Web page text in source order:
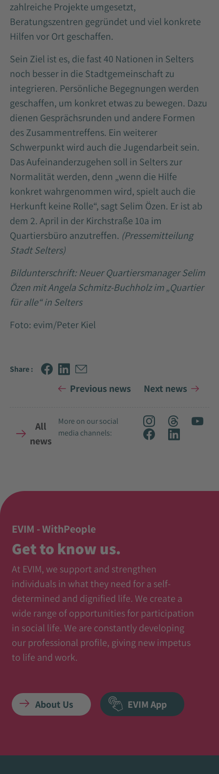
zahlreiche Projekte umgesetzt,
Beratungszentren gegründet und viel konkrete
Hilfen vor Ort geschaffen.
Sein Ziel ist es, die fast 40 Nationen in Selters
noch besser in die Stadtgemeinschaft zu
integrieren. Persönliche Begegnungen werden
geschaffen, um konkret etwas zu bewegen. Dazu
dienen Gesprächsrunden und andere Formen
des Zusammentreffens. Ein weiterer
Schwerpunkt wird auch die Jugendarbeit sein.
Das Aufeinanderzugehen soll in Selters zur
Normalität werden, denn „wenn die Hilfe
konkret wahrgenommen wird, spielt auch die
Herkunft keine Rolle“, sagt Selim Özen. Er ist ab
dem 2. April in der Kirchstraße 10a im
Quartiersbüro anzutreffen. (Pressemitteilung
Stadt Selters)
Bildunterschrift: Neuer Quartiersmanager Selim
Özen mit Angela Schmitz-Buchholz im „Quartier
für alle“ in Selters
Foto: evim/Peter Kiel
Share :
Previous news Next news
All
news
More on our social
media channels:
EVIM - WithPeople
Get to know us.
At EVIM, we support and strengthen
individuals in what they need for a self-
determined and dignified life. We create a
wide range of opportunities for participation
in social life. We are constantly developing
our professional profile, giving new impetus
to life and work.
About Us EVIM App